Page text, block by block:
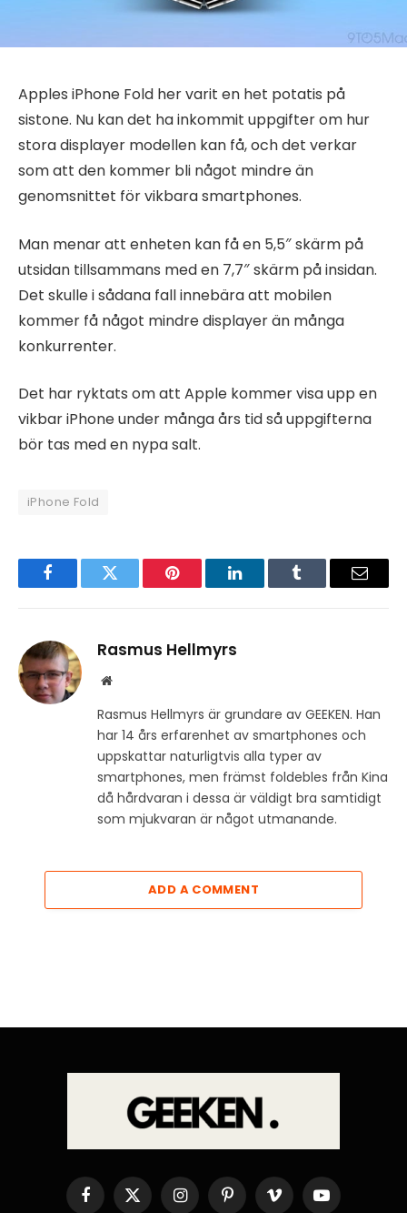
Apples iPhone Fold her varit en het potatis på
sistone. Nu kan det ha inkommit uppgifter om hur
stora displayer modellen kan få, och det verkar
som att den kommer bli något mindre än
genomsnittet för vikbara smartphones.
Man menar att enheten kan få en 5,5″ skärm på
utsidan tillsammans med en 7,7″ skärm på insidan.
Det skulle i sådana fall innebära att mobilen
kommer få något mindre displayer än många
konkurrenter.
Det har ryktats om att Apple kommer visa upp en
vikbar iPhone under många års tid så uppgifterna
bör tas med en nypa salt.
iPhone Fold
FacebookTwitter Pinterest LinkedInTumblr Email
Rasmus Hellmyrs
Website
Rasmus Hellmyrs är grundare av GEEKEN. Han
har 14 års erfarenhet av smartphones och
uppskattar naturligtvis alla typer av
smartphones, men främst foldebles från Kina
då hårdvaran i dessa är väldigt bra samtidigt
som mjukvaran är något utmanande.
ADD A COMMENT
Facebook
X
InstagramPinterestVimeo YouTube